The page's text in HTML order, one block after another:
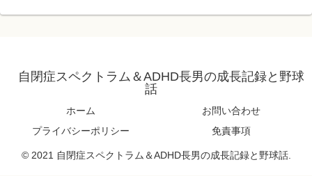
自閉症スペクトラム＆ADHD長男の成長記録と野球
話
ホーム
お問い合わせ
プライバシーポリシー
免責事項
© 2021 自閉症スペクトラム＆ADHD長男の成長記録と野球話.